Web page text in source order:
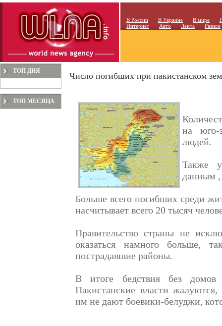
В России В Украине В мире
Интернет
Авто Лента Разное
ТОП ДНЯ
ТОП МЕСЯЦА
Число погибших при пакистанском
на юго-
людей.
Также
данным ,
Больше всего погибших среди
насчитывает всего 20 тысяч
Правительство страны не
оказаться намного больше,
пострадавшие районы.
В итоге бедствия без домов
Пакистанские власти
им не дают боевики-белуджи,